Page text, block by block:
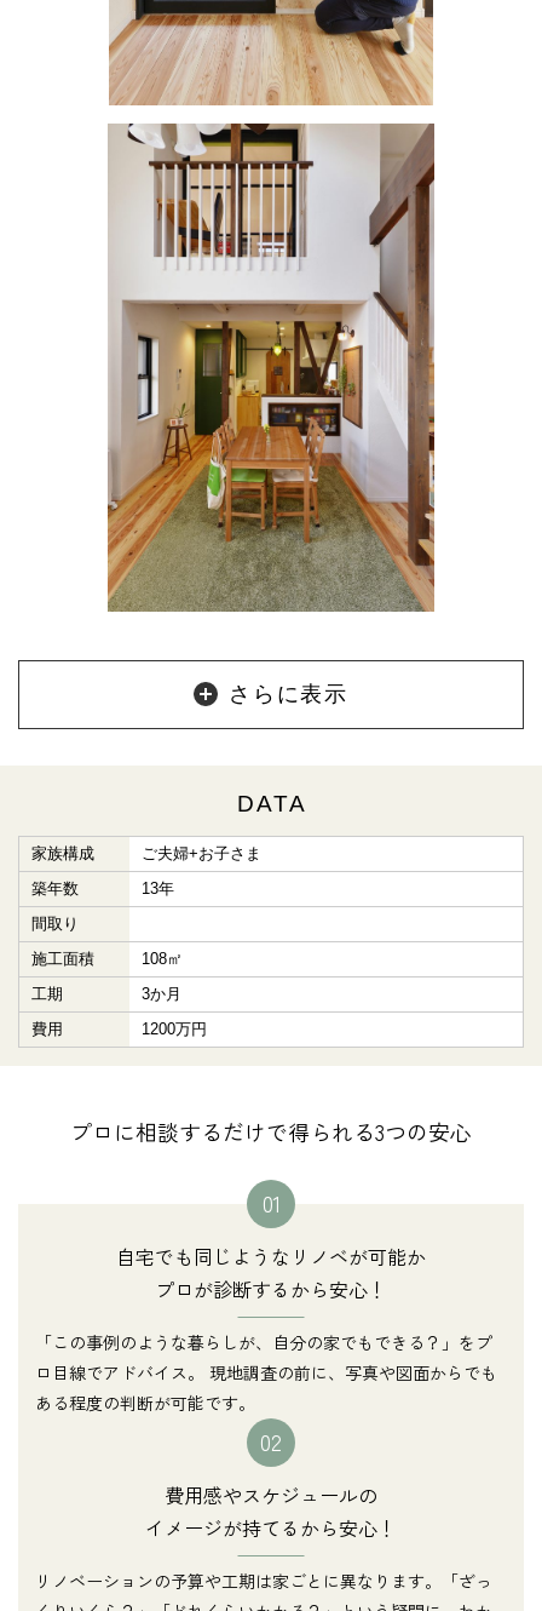
さらに表示
DATA
家族構成
ご夫婦+お子さま
築年数
13年
間取り
施工面積
108㎡
工期
3か月
費用
1200万円
プロに相談するだけで得られる3つの安心
01
自宅でも同じようなリノベが可能か
プロが診断するから安心！
「この事例のような暮らしが、自分の家でもできる？」をプ
ロ目線でアドバイス。 現地調査の前に、写真や図面からでも
ある程度の判断が可能です。
02
費用感やスケジュールの
イメージが持てるから安心！
リノベーションの予算や工期は家ごとに異なります。「ざっ